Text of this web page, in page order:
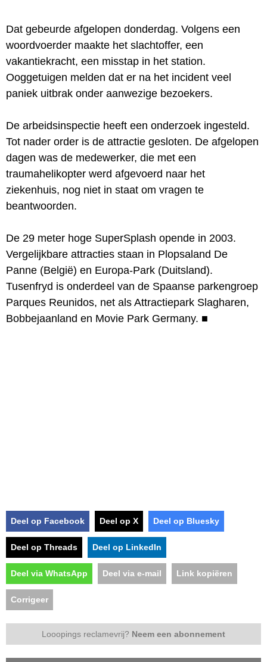
Dat gebeurde afgelopen donderdag. Volgens een
woordvoerder maakte het slachtoffer, een
vakantiekracht, een misstap in het station.
Ooggetuigen melden dat er na het incident veel
paniek uitbrak onder aanwezige bezoekers.
De arbeidsinspectie heeft een onderzoek ingesteld.
Tot nader order is de attractie gesloten. De afgelopen
dagen was de medewerker, die met een
traumahelikopter werd afgevoerd naar het
ziekenhuis, nog niet in staat om vragen te
beantwoorden.
De 29 meter hoge SuperSplash opende in 2003.
Vergelijkbare attracties staan in Plopsaland De
Panne (België) en Europa-Park (Duitsland).
Tusenfryd is onderdeel van de Spaanse parkengroep
Parques Reunidos, net als Attractiepark Slagharen,
Bobbejaanland en Movie Park Germany. ■
Deel op Facebook Deel op X Deel op Bluesky
Deel op Threads Deel op LinkedIn
Deel via WhatsApp Deel via e-mail Link kopiëren
Corrigeer
Looopings reclamevrij? Neem een abonnement